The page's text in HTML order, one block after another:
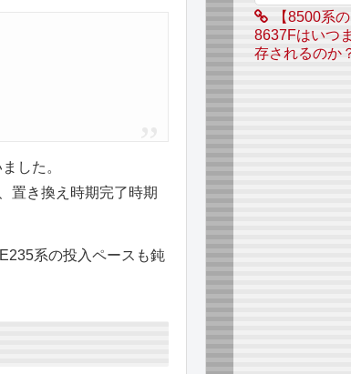
した。
置き換え時期完了時期
系の投入ペースも鈍
【8500系
8637Fはいつ
存されるのか